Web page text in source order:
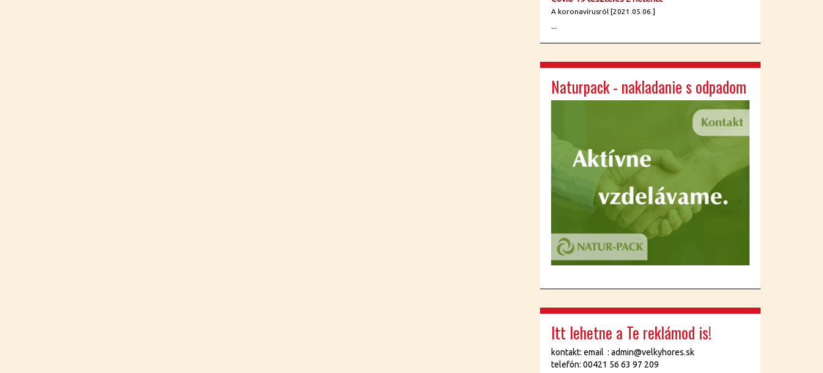
A koronavírusról [2021.05.06.]
...
Naturpack - nakladanie s odpadom
Itt lehetne a Te reklámod is!
kontakt: email : admin@velkyhores.sk
telefón: 00421 56 63 97 209